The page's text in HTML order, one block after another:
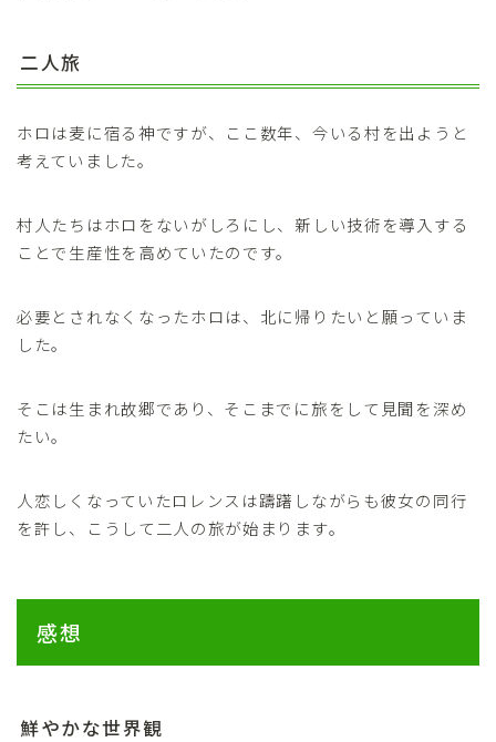
二人旅
ホロは麦に宿る神ですが、ここ数年、今いる村を出ようと
考えていました。
村人たちはホロをないがしろにし、新しい技術を導入する
ことで生産性を高めていたのです。
必要とされなくなったホロは、北に帰りたいと願っていま
した。
そこは生まれ故郷であり、そこまでに旅をして見聞を深め
たい。
人恋しくなっていたロレンスは躊躇しながらも彼女の同行
を許し、こうして二人の旅が始まります。
感想
鮮やかな世界観